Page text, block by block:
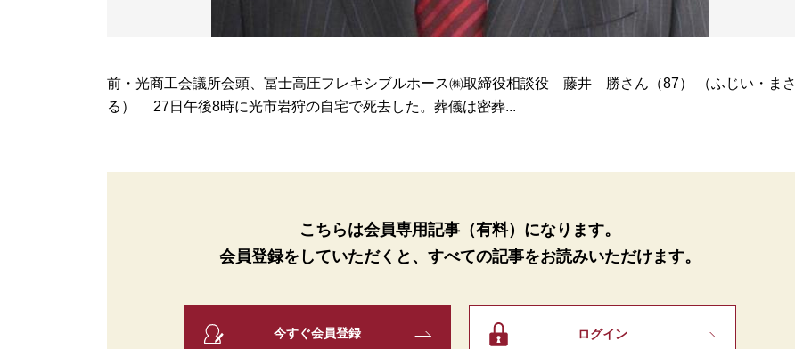
前・光商工会議所会頭、冨士高圧フレキシブルホース㈱取締役相談役 藤井 勝さん（87） （ふじい・まさ
る） 27日午後8時に光市岩狩の自宅で死去した。葬儀は密葬...
こちらは会員専用記事（有料）になります。
会員登録をしていただくと、 すべての記事をお読みいただけます。
今すぐ会員登録 ログイン